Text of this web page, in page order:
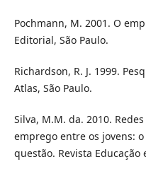
Pochmann, M. 2001. O
Editorial, São Paulo.
Richardson, R. J. 1999.
Atlas, São Paulo.
Silva, M.M. da. 2010.
emprego entre os jovens:
questão. Revista Educação